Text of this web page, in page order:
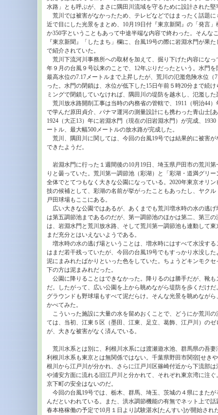
水路」とも呼ぶが、まさに隅田川流域を守るために設計された
荒川では被害がなかったため、テレビなどではまったく話題
近で目にした光景をまとめ、10月19日付『東京新聞』の「発言
か350字ということもあって中途半端な内容で終わった。そんな
『東京新聞』「したまち」欄に、台風19号の際に岩淵水門が果
で紹介されていた。
荒川下流河川事務所への取材を加えて、掘り下げた内容になっ
年９月の台風９号以来のことで、12年ぶりだったという。水門
最高水位の7.17メートルまで上昇したが、荒川の氾濫危険水位（
った。水門の閉鎖は、水位が低下した15日午前５時20分まで続
ミングで閉鎖していなければ、隅田川の堤防を越水し、氾濫し
荒川放水路開削工事は当時の内務省の管轄で、1911（明治44
で学んだ原田貞介、パナマ運河の測量設計にも携わった青山士[
1924（大正13）年に岩淵水門（現在の旧岩淵水門）が完成、
ートル、最大幅500メートルの放水路が完成した。
荒川、隅田川に関しては、今回の台風19号では結果的に被害
できたようだ。
岩淵水門に行った１週間後の10月19日、埼玉県戸田市の荒川
りと曇っていた。荒川第一調節池（彩湖）と「彩湖・道満グリ
全体でとてつもなく大きな公園になっている。2020年東京オリ
技の候補として、彩湖の名前が挙がったこともあったし、ヤク
戸田球場もここにある。
広い大きな公園ではあるが、あくまでも荒川増水時の水の逃
は第五調節池まであるのだが、第一調節池のほかは第二、第三
は、岩淵水門と荒川放水路、そして荒川第一調節池も連動して
まだ充分とはいえないようである。
増水時の水の逃げ場ということは、増水時にはすべて水没す
はまだ若干残っていたが、今回の台風19号でもすっかり水没し
泥にまみれたばかりといった色をしていた。ちょうどキンモク
下の方は泥まみれだった。
公園に降りることはできなかった。降りるのは勝手だが、靴
だ。したがって、広い公園を上から眺めながら堤防を歩くだけ
グラウンドも野球場もすべて泥だらけ。そんな光景を眺めなが
かべてみた。
こういった施設に大量の水を留めおくことで、どうにか荒川
ては、当初、江東５区（墨田、江東、足立、葛飾、江戸川）の
が、大きな被害がなく済んでいる。
荒川水系とは別に、利根川水系には渡瀬遊水池、群馬県の吾
利根川水系も東京とは無関係ではない。千葉県野田市関宿[せき
根川から江戸川が分かれ、さらに江戸川区篠崎付近から下流部
や浦安方面に流れる旧江戸川と分かれて、それぞれ東京湾に注
京下町の安全はないのだ。
今回の台風19号では、栃木、群馬、埼玉、茨城の４県にまた
んだといわれている。また、洪水調節機能の有無でネット上で
春本格稼働の予定で10月１日より試験湛水[たんすい]が開始され